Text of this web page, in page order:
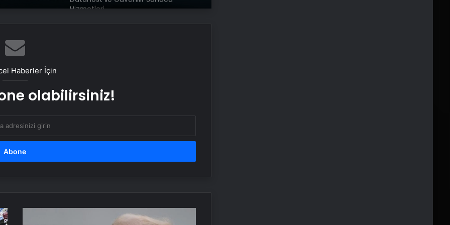
yağları parçalıyor…
kapakla hayata tutundu
Serjoy : Dijital Medya Ajansı, Google
Haberler İçin
olabilirsiniz!